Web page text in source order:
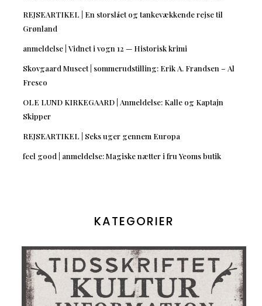
REJSEARTIKEL | En storslået og tankevækkende rejse til
Grønland
anmeldelse | Vidnet i vogn 12 — Historisk krimi
Skovgaard Museet | sommerudstilling: Erik A. Frandsen – Al
Fresco
OLE LUND KIRKEGAARD | Anmeldelse: Kalle og Kaptajn
Skipper
REJSEARTIKEL | Seks uger gennem Europa
feel good | anmeldelse: Magiske nætter i fru Yeoms butik
KATEGORIER